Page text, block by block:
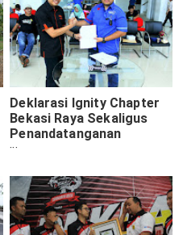
Deklarasi Ignity Chapter
Bekasi Raya Sekaligus
Penandatanganan
Kerjasama Dengan Diler